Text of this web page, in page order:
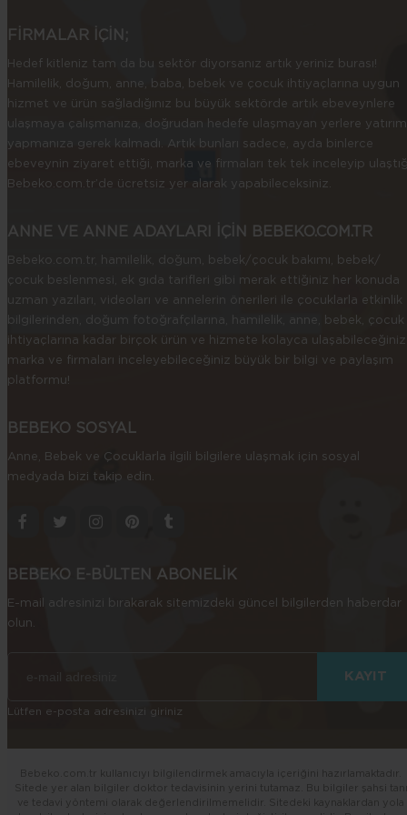
FİRMALAR İÇİN;
Hedef kitleniz tam da bu sektör diyorsanız artık yeriniz burası!
Hamilelik, doğum, anne, baba, bebek ve çocuk ihtiyaçlarına uygun
hizmet ve ürün sağladığınız bu büyük sektörde artık ebeveynlere
ulaşmaya çalışmanıza, doğrudan hedefe ulaşmayan yerlere yatırım
yapmanıza gerek kalmadı. Artık bunları sadece, ayda binlerce
ebeveynin ziyaret ettiği, marka ve firmaları tek tek inceleyip
Bebeko.com.tr’de ücretsiz yer alarak yapabileceksiniz.
ANNE VE ANNE ADAYLARI İÇİN BEBEKO.COM.TR
Bebeko.com.tr, hamilelik, doğum, bebek/çocuk bakımı, bebek/
çocuk beslenmesi, ek gıda tarifleri gibi merak ettiğiniz her konuda
uzman yazıları, videoları ve annelerin önerileri ile çocuklarla etkinlik
bilgilerinden, doğum fotoğrafçılarına, hamilelik, anne, bebek, çocuk
ihtiyaçlarına kadar birçok ürün ve hizmete kolayca ulaşabileceğiniz
marka ve firmaları inceleyebileceğiniz büyük bir bilgi ve paylaşım
platformu!
BEBEKO SOSYAL
Anne, Bebek ve Çocuklarla ilgili bilgilere ulaşmak için sosyal
medyada bizi takip edin.
BEBEKO E-BÜLTEN ABONELİK
E-mail adresinizi bırakarak sitemizdeki güncel bilgilerden haberdar
olun.
Lütfen e-posta adresinizi giriniz
Bebeko.com.tr kullanıcıyı bilgilendirmek amacıyla içeriğini hazırlamaktadır.
Sitede yer alan bilgiler doktor tedavisinin yerini tutamaz. Bu bilgiler şahsi tanı
ve tedavi yöntemi olarak değerlendirilmemelidir. Sitedeki kaynaklardan yola